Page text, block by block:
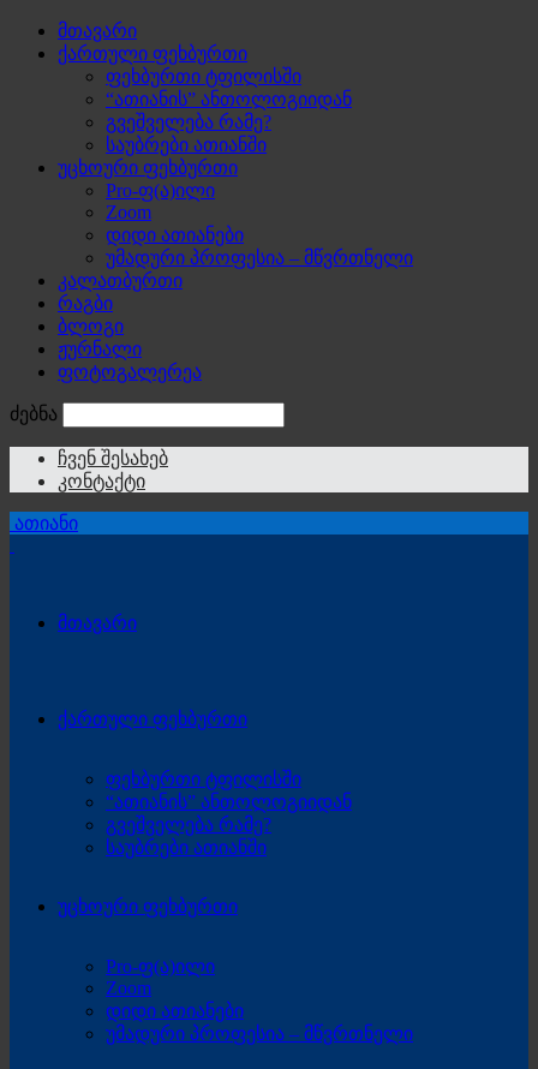
მთავარი
ქართული ფეხბურთი
ფეხბურთი ტფილისში
“ათიანის” ანთოლოგიიდან
გვეშველება რამე?
საუბრები ათიანში
უცხოური ფეხბურთი
Pro-ფ(ა)ილი
Zoom
დიდი ათიანები
უმადური პროფესია – მწვრთნელი
კალათბურთი
რაგბი
ბლოგი
ჟურნალი
ფოტოგალერეა
ძებნა
ჩვენ შესახებ
კონტაქტი
ათიანი
მთავარი
ქართული ფეხბურთი
ფეხბურთი ტფილისში
“ათიანის” ანთოლოგიიდან
გვეშველება რამე?
საუბრები ათიანში
უცხოური ფეხბურთი
Pro-ფ(ა)ილი
Zoom
დიდი ათიანები
უმადური პროფესია – მწვრთნელი